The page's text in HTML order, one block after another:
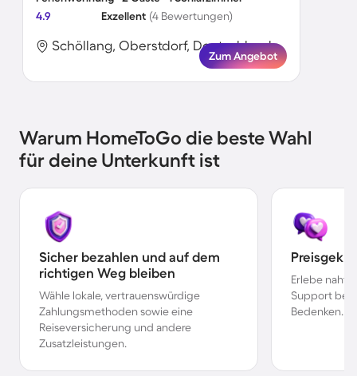
4.9
Exzellent (4 Bewertungen)
Schöllang, Oberstdorf, Deutschland
Zum Angebot
Warum HomeToGo die beste Wahl
für deine Unterkunft ist
Sicher bezahlen und auf dem
richtigen Weg bleiben
Wähle lokale, vertrauenswürdige
Zahlungsmethoden sowie eine
Reiseversicherung und andere
Zusatzleistungen.
Erlebe
Support bei
Bedenken.